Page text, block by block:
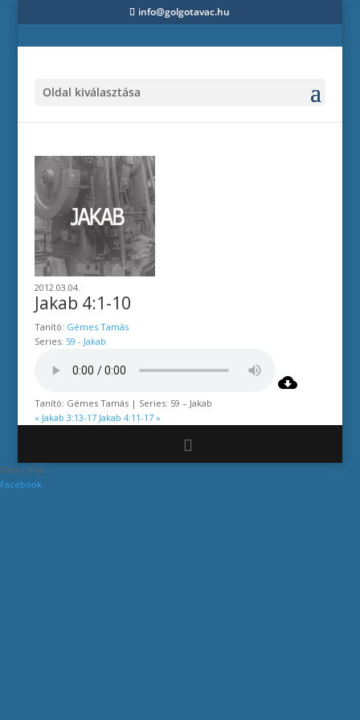
info@golgotavac.hu
Oldal kiválasztása
2012.03.04.
Jakab 4:1-10
Tanító: Gémes Tamás
Series: 59 - Jakab
Tanító: Gémes Tamás | Series: 59 – Jakab
« Jakab 3:13-17 Jakab 4:11-17 »
Share This
Facebook